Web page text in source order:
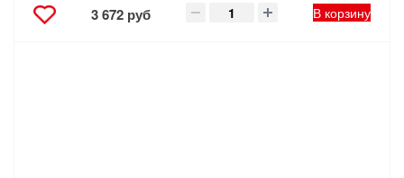
СТРОИТЕЛЬНЫЕ И ОТДЕЛОЧНЫЕ МАТЕРИАЛЫ
3 672 руб В корзину